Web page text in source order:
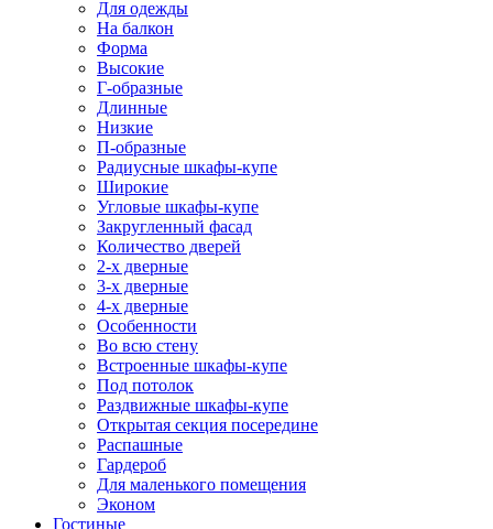
Для одежды
На балкон
Форма
Высокие
Г-образные
Длинные
Низкие
П-образные
Радиусные шкафы-купе
Широкие
Угловые шкафы-купе
Закругленный фасад
Количество дверей
2-х дверные
3-х дверные
4-х дверные
Особенности
Во всю стену
Встроенные шкафы-купе
Под потолок
Раздвижные шкафы-купе
Открытая секция посередине
Распашные
Гардероб
Для маленького помещения
Эконом
Гостиные